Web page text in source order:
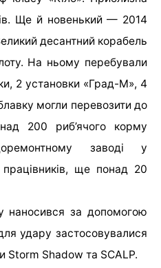
Ще й новенький — 2014
десантний корабель
На ньому перебували
2 установки «Град-М», 4
могли перевозити до
200 риб’ячого корму
заводі у
ще понад 20
наносився за допомогою
удару застосовувалися
Storm Shadow та SCALP.